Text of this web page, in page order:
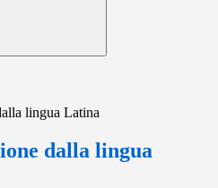
lingua Latina
dalla lingua